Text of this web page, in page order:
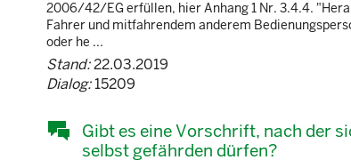
2006/42/EG erfüllen, hier Anhang 1 Nr. 3.4.4.
Fahrer und mitfahrendem anderem
oder he ...
Stand:22.03.2019
Dialog:15209
Gibt es eine Vorschrift, nach der
selbst gefährden dürfen?